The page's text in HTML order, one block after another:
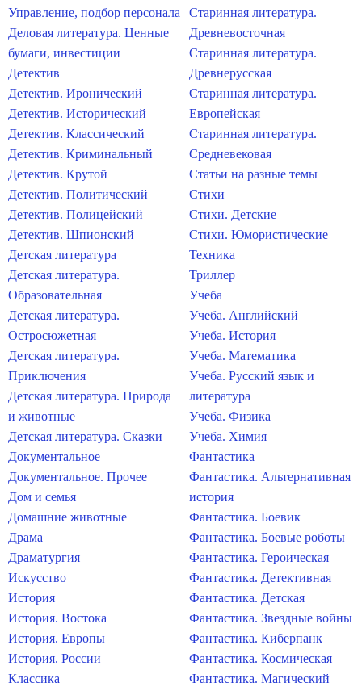
Управление, подбор персонала
Деловая литература. Ценные
бумаги, инвестиции
Детектив
Детектив. Иронический
Детектив. Исторический
Детектив. Классический
Детектив. Криминальный
Детектив. Крутой
Детектив. Политический
Детектив. Полицейский
Детектив. Шпионский
Детская литература
Детская литература.
Образовательная
Детская литература.
Остросюжетная
Детская литература.
Приключения
Детская литература. Природа
и животные
Детская литература. Сказки
Документальное
Документальное. Прочее
Дом и семья
Домашние животные
Драма
Драматургия
Искусство
История
История. Востока
История. Европы
История. России
Классика
Старинная литература.
Древневосточная
Старинная литература.
Древнерусская
Старинная литература.
Европейская
Старинная литература.
Средневековая
Статьи на разные темы
Стихи
Стихи. Детские
Стихи. Юмористические
Техника
Триллер
Учеба
Учеба. Английский
Учеба. История
Учеба. Математика
Учеба. Русский язык и
литература
Учеба. Физика
Учеба. Химия
Фантастика
Фантастика. Альтернативная
история
Фантастика. Боевик
Фантастика. Боевые роботы
Фантастика. Героическая
Фантастика. Детективная
Фантастика. Детская
Фантастика. Звездные войны
Фантастика. Киберпанк
Фантастика. Космическая
Фантастика. Магический